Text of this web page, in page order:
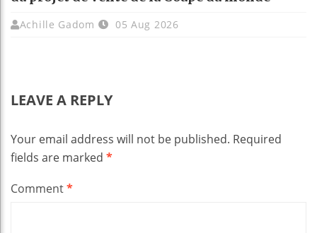
Achille Gadom 05 Aug 2026
LEAVE A REPLY
Your email address will not be published. Required
fields are marked *
Comment*